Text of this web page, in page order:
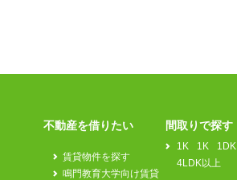
不動産を借りたい
賃貸物件を探す
鳴門教育大学向け賃貸
間取りで探す
1K 1K 1DK
4LDK以上